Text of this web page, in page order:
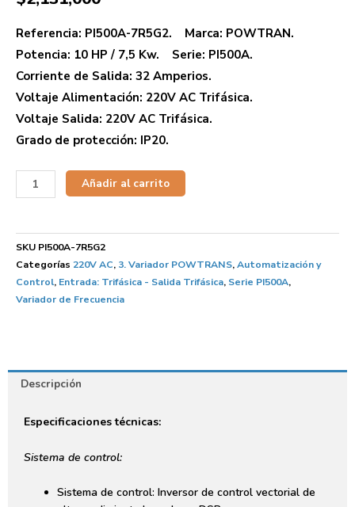
Referencia: PI500A-7R5G2. Marca: POWTRAN.
Potencia: 10 HP / 7,5 Kw. Serie: PI500A.
Corriente de Salida: 32 Amperios.
Voltaje Alimentación: 220V AC Trifásica.
Voltaje Salida: 220V AC Trifásica.
Grado de protección: IP20.
Añadir al carrito
SKU PI500A-7R5G2
Categorías 220V AC, 3. Variador POWTRANS,Automatización y
Control, Entrada: Trifásica - Salida Trifásica, Serie PI500A,
Variador de Frecuencia
Descripción
Especificaciones técnicas:
Sistema de control:
Sistema de control: Inversor de control vectorial de